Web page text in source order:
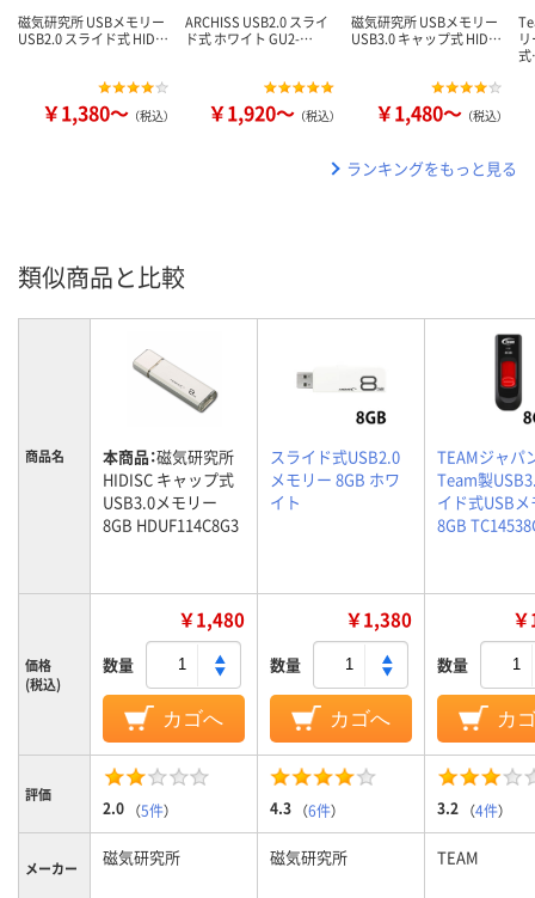
磁気研究所 USBメモリー
USB2.0 スライド式 HID…
￥1,380～ （税込）
ARCHISS USB2.0 スライ
ド式 ホワイト GU2-…
￥1,920～ （税込）
磁気研究所 USBメモリー
USB3.0 キャップ式 HID…
￥1,480～ （税込）
ランキングをもっと見る
類似商品と比較
商品名 本商品：磁気研究所
HIDISC キャップ式
USB3.0メモリー
8GB HDUF114C8G3
スライド式USB2.0
メモリー 8GB ホワ
イト
TEAMジャパ
Team製
イド式USB
8GB
価格
(税込)
￥1,480
数量
カゴへ
￥1,380
数量
カゴへ
数量
カ
評価
2.0 （5件） 4.3 （6件） 3.2 （4件）
メーカー 磁気研究所 磁気研究所 TEAM